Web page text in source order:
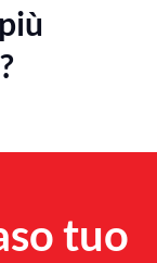
tuo